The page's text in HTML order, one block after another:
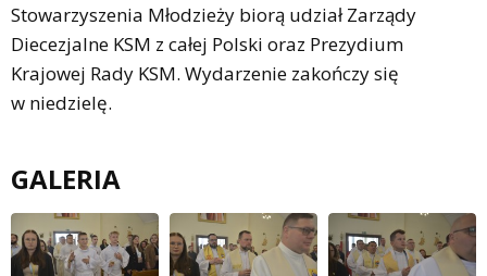
Stowarzyszenia Młodzieży biorą udział Zarządy
Diecezjalne KSM z całej Polski oraz Prezydium
Krajowej Rady KSM. Wydarzenie zakończy się
w niedzielę.
GALERIA